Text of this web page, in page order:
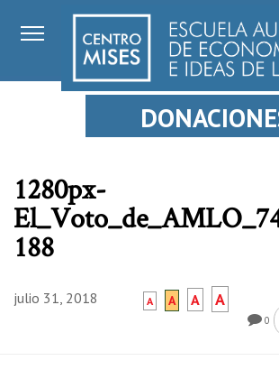
1280px-
188
julio 31, 2018 A A A A
0